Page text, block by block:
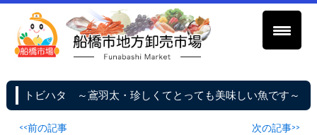
トビハタ ～鳶羽太・珍しくてとっても美味しい魚です～
<<前の記事 次の記事>>